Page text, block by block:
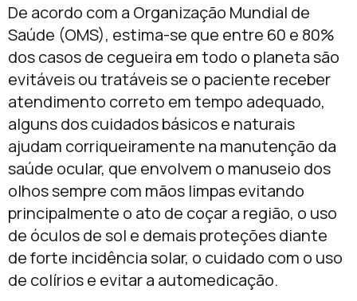
De acordo com a Organização Mundial de
Saúde (OMS), estima-se que entre 60 e 80%
dos casos de cegueira em todo o planeta são
evitáveis ou tratáveis se o paciente receber
atendimento correto em tempo adequado,
alguns dos cuidados básicos e naturais
ajudam corriqueiramente na manutenção da
saúde ocular, que envolvem o manuseio dos
olhos sempre com mãos limpas evitando
principalmente o ato de coçar a região, o uso
de óculos de sol e demais proteções diante
de forte incidência solar, o cuidado com o uso
de colírios e evitar a automedicação.